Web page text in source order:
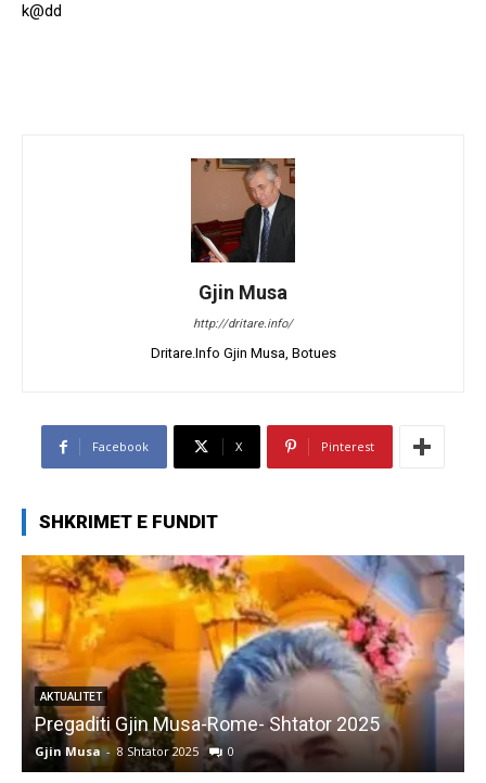
k@dd
Gjin Musa
http://dritare.info/
Dritare.Info Gjin Musa, Botues
Facebook X Pinterest
SHKRIMET E FUNDIT
AKTUALITET
Pregaditi Gjin Musa-Rome- Shtator 2025
Gjin Musa - 8 Shtator 2025 0